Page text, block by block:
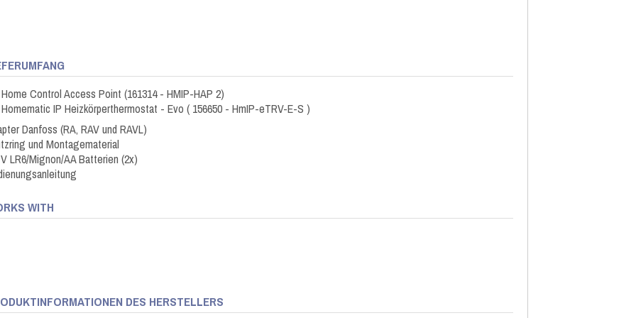
Control Access Point (161314 - HMIP-HAP 2)
IP Heizkörperthermostat - Evo ( 156650 - HmIP-eTRV-E-S )
Danfoss (RA, RAV und RAVL)
und Montagematerial
LR6/Mignon/AA Batterien (2x)
WITH
DES HERSTELLERS